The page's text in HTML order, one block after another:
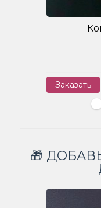
Заказать
🎁